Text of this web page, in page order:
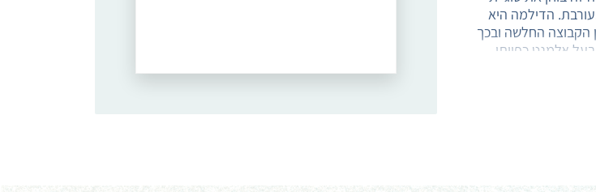
הדילמה היא
החלשה ובכך
אלמנט כפייתי